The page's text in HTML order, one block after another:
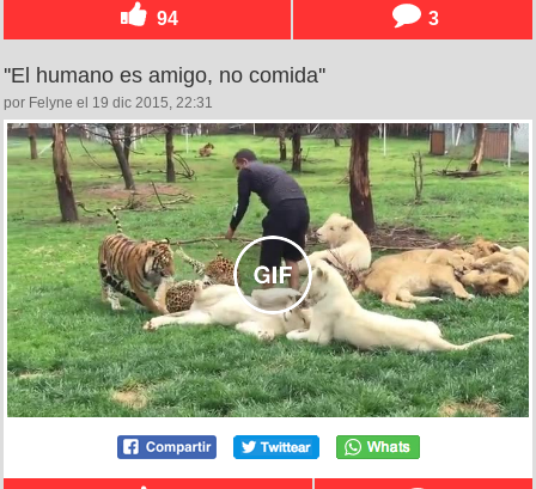
94 3
''El humano es amigo, no comida''
por Felyne el 19 dic 2015, 22:31